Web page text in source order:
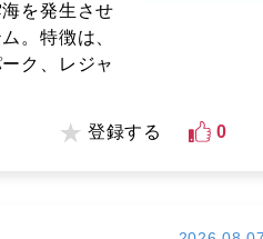
を発生させ
。特徴は、
ク、レジャ
登録する 0